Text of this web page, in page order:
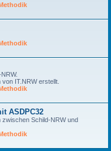
IT.NRW erstellt.
ASDPC32
zwischen Schild-NRW und